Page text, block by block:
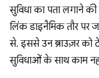
सुविधा का पता लगाने
लिंक डाइनैमिक तौर पर
से. इससे उन ब्राउज़र को
सुविधाओं के साथ काम